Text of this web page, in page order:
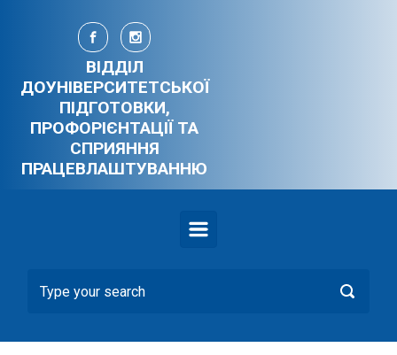
Skip to main content
ВІДДІЛ
ДОУНІВЕРСИТЕТСЬКОЇ
ПІДГОТОВКИ,
ПРОФОРІЄНТАЦІЇ ТА
СПРИЯННЯ
ПРАЦЕВЛАШТУВАННЮ